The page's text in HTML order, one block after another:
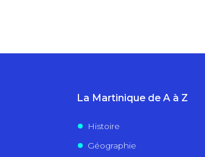
La Martinique de A à Z
Histoire
Géographie